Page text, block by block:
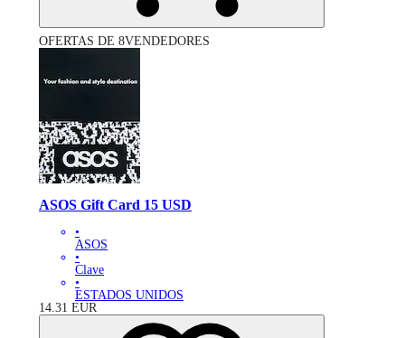
OFERTAS DE 8VENDEDORES
ASOS Gift Card 15 USD
•
ASOS
•
Clave
•
ESTADOS UNIDOS
14.31 EUR